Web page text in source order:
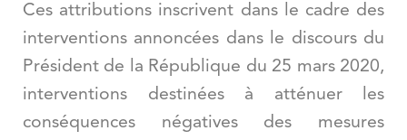
Ces attributions inscrivent dans le cadre des
interventions annoncées dans le discours du
Président de la République du 25 mars 2020,
interventions destinées à atténuer les
conséquences négatives des mesures